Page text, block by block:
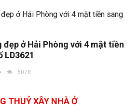
đẹp ở Hải Phòng với 4 mặt tiền
LD3621
6078
THUỶ XÂY NHÀ Ở